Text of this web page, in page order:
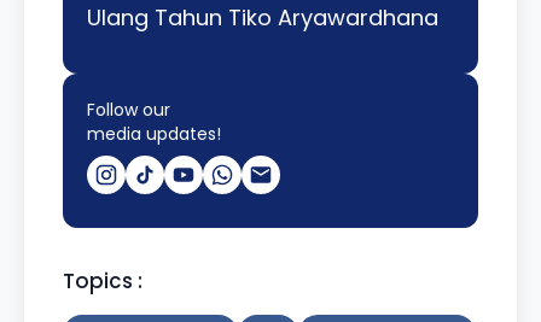
Ulang Tahun Tiko Aryawardhana
Follow our
media updates!
Topics :